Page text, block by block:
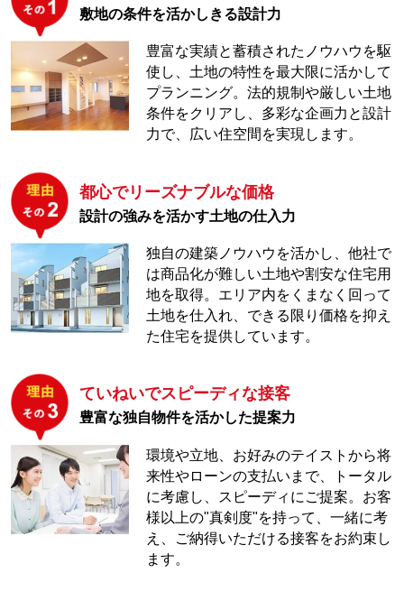
敷地の条件を活かしきる設計力
豊富な実績と蓄積されたノウハウを駆
使し、土地の特性を最大限に活かして
プランニング。法的規制や厳しい土地
条件をクリアし、多彩な企画力と設計
力で、広い住空間を実現します。
都心でリーズナブルな価格
設計の強みを活かす土地の仕入力
独自の建築ノウハウを活かし、他社で
は商品化が難しい土地や割安な住宅用
地を取得。エリア内をくまなく回って
土地を仕入れ、できる限り価格を抑え
た住宅を提供しています。
ていねいでスピーディな接客
豊富な独自物件を活かした提案力
環境や立地、お好みのテイストから将
来性やローンの支払いまで、トータル
に考慮し、スピーディにご提案。お客
様以上の"真剣度"を持って、一緒に考
え、ご納得いただける接客をお約束し
ます。